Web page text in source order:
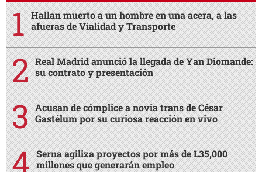
Hallan muerto a un hombre en una acera, a las
afueras de Vialidad y Transporte
Real Madrid anunció la llegada de Yan Diomande:
su contrato y presentación
Acusan de cómplice a novia trans de César
Gastélum por su curiosa reacción en vivo
Serna agiliza proyectos por más de L35,000
millones que generarán empleo